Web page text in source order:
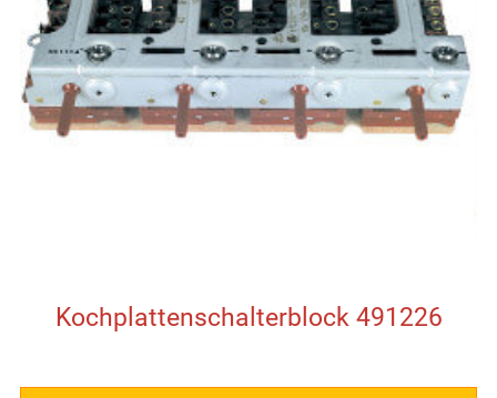
Kochplattenschalterblock 491226